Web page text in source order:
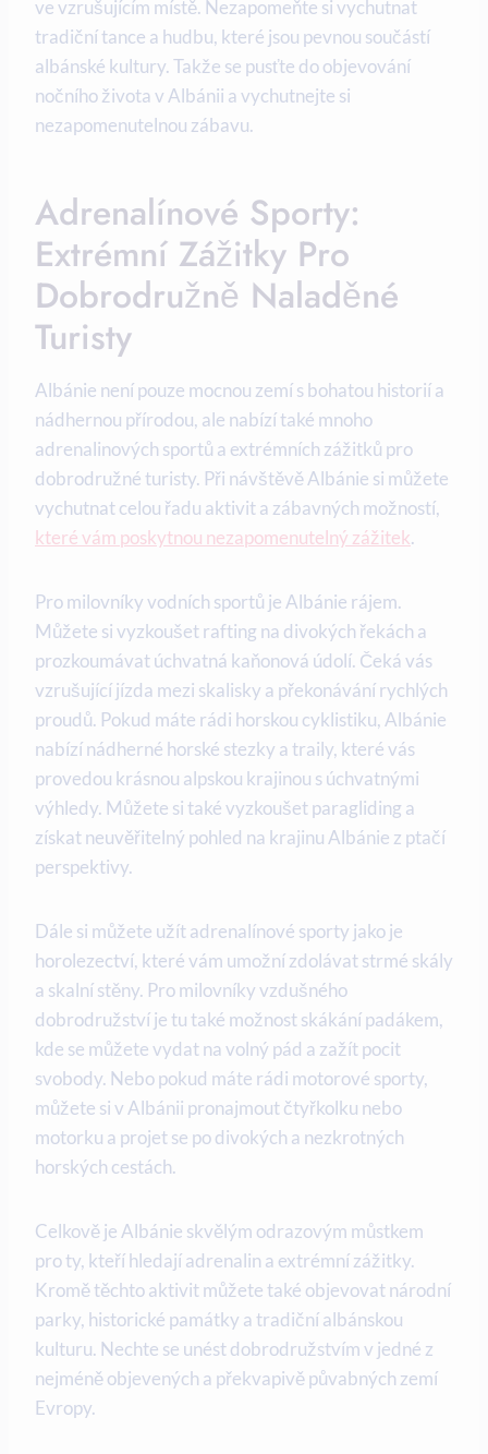
ve ⁣vzrušujícím​ místě. Nezapomeňte si ‍vychutnat
tradiční tance ​a hudbu, které ⁣jsou pevnou součástí
albánské kultury. Takže ‌se pusťte do objevování
nočního života v Albánii ⁣a ‌vychutnejte si
nezapomenutelnou ‌zábavu.
Adrenalínové Sporty:
Extrémní Zážitky Pro‌
Dobrodružně Naladěné
Turisty
Albánie není pouze mocnou zemí‌ s bohatou ⁣historií a
nádhernou přírodou, ale nabízí také ⁣mnoho
adrenalinových⁣ sportů ‌a extrémních ​zážitků ‌pro
dobrodružné turisty. Při návštěvě⁣ Albánie si můžete
vychutnat celou řadu aktivit⁢ a zábavných možností,⁣
které vám poskytnou nezapomenutelný zážitek.
Pro ​milovníky vodních sportů je Albánie rájem.
Můžete‍ si vyzkoušet rafting ‌na divokých‌ řekách a
prozkoumávat úchvatná kaňonová údolí. Čeká vás
vzrušující jízda mezi skalisky a​ překonávání rychlých
proudů. Pokud máte rádi horskou cyklistiku, Albánie
nabízí nádherné horské‍ stezky a traily, které vás
provedou krásnou alpskou ​krajinou s úchvatnými
výhledy. Můžete si také‌ vyzkoušet paragliding a⁤
získat neuvěřitelný‌ pohled ⁢na‌ krajinu Albánie z ptačí
perspektivy.
Dále si můžete užít adrenalínové sporty jako je
⁤horolezectví, které vám umožní zdolávat‍ strmé skály
a skalní stěny. ​Pro⁢ milovníky vzdušného
dobrodružství je⁣ tu také ‌možnost skákání padákem,
⁤kde se​ můžete vydat na‍ volný pád a zažít pocit
svobody. Nebo‌ pokud‍ máte rádi⁢ motorové sporty,
můžete si⁣ v Albánii pronajmout ⁤čtyřkolku nebo
motorku a projet se po divokých ‍a‌ nezkrotných
horských⁤ cestách.
Celkově je Albánie skvělým odrazovým můstkem
‍pro ⁣ty, kteří hledají adrenalin a‌ extrémní zážitky.
Kromě těchto ‌aktivit‍ můžete​ také objevovat národní
parky,​ historické památky a‌ tradiční albánskou
⁢kulturu. Nechte se unést dobrodružstvím v ‌jedné ⁢z
nejméně objevených a překvapivě půvabných zemí
Evropy.